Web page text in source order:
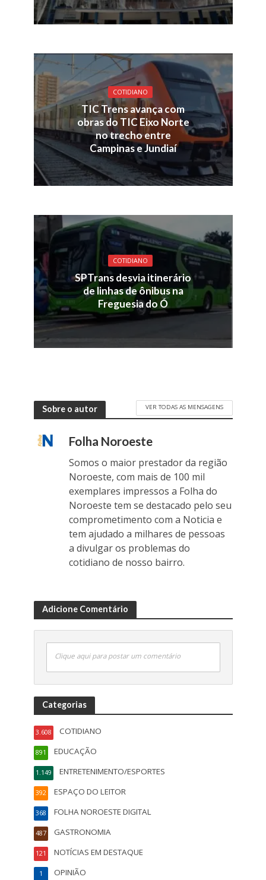
COTIDIANO
TIC Trens avança com
obras do TIC Eixo Norte
no trecho entre
Campinas e Jundiaí
COTIDIANO
SPTrans desvia itinerário
de linhas de ônibus na
Freguesia do Ó
Sobre o autor VER TODAS AS MENSAGENS
Folha Noroeste
Somos o maior prestador da região
Noroeste, com mais de 100 mil
exemplares impressos a Folha do
Noroeste tem se destacado pelo seu
comprometimento com a Noticia e
tem ajudado a milhares de pessoas
a divulgar os problemas do
cotidiano de nosso bairro.
Adicione Comentário
Clique aqui para postar um comentário
Categorias
COTIDIANO
3.608
EDUCAÇÃO
891
ENTRETENIMENTO/ESPORTES
1.149
ESPAÇO DO LEITOR
392
FOLHA NOROESTE DIGITAL
368
GASTRONOMIA
487
NOTÍCIAS EM DESTAQUE
121
OPINIÃO
1